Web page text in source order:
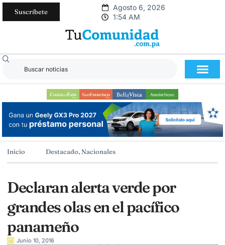
Suscríbete
Agosto 6, 2026
1:54 AM
Inicio Destacado,Nacionales
Declaran alerta verde por
grandes olas en el pacífico
panameño
Junio 10, 2016